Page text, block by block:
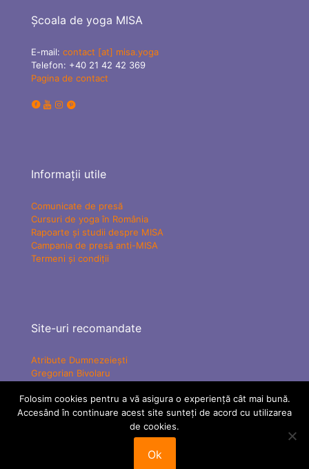
Școala de yoga MISA
E-mail: contact [at] misa.yoga
Telefon: +40 21 42 42 369
Pagina de contact
Informații utile
Comunicate de presă
Cursuri de yoga în România
Rapoarte și studii despre MISA
Campania de presă anti-MISA
Termeni și condiții
Site-uri recomandate
Atribute Dumnezeiești
Gregorian Bivolaru
Mișcarea Charismatică Teofanică
Vindecare Spirituală
Folosim cookies pentru a vă asigura o experiență cât mai bună.
Accesând în continuare acest site sunteți de acord cu utilizarea
de cookies.
Ok